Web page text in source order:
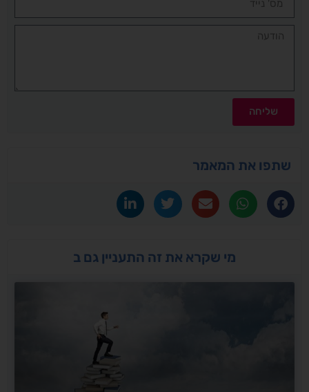
שליחה
שתפו את המאמר
מי שקרא את זה התעניין גם ב